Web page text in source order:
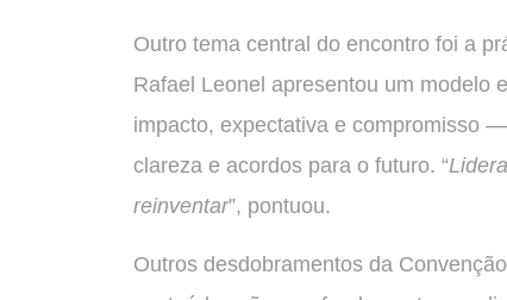
Outro tema central do encontro foi a
Rafael Leonel apresentou um modelo
impacto, expectativa e compromisso
clareza e acordos para o futuro. “
reinventar”, pontuou.
Outros desdobramentos da